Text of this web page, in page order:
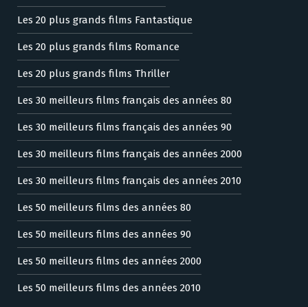
Les 20 plus grands films Fantastique
Les 20 plus grands films Romance
Les 20 plus grands films Thriller
Les 30 meilleurs films français des années 80
Les 30 meilleurs films français des années 90
Les 30 meilleurs films français des années 2000
Les 30 meilleurs films français des années 2010
Les 50 meilleurs films des années 80
Les 50 meilleurs films des années 90
Les 50 meilleurs films des années 2000
Les 50 meilleurs films des années 2010